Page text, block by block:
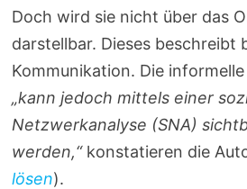
Doch wird sie nicht über das
darstellbar. Dieses beschreibt
Kommunikation. Die
„kann jedoch mittels einer
Netzwerkanalyse (SNA)
werden,“konstatieren die
lösen).